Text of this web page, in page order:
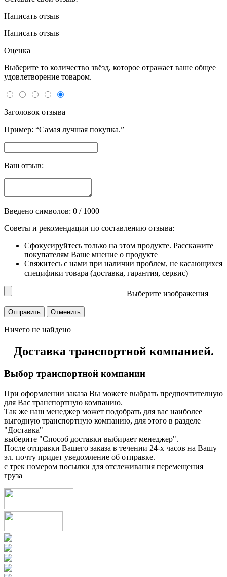
Написать отзыв
Написать отзыв
Оценка
Выберите то количество звёзд, которое отражает ваше общее
удовлетворение товаром.
Заголовок отзыва
Пример: “Самая лучшая покупка.”
Ваш отзыв:
Введено символов: 0 / 1000
Советы и рекомендации по составлению отзыва:
Сфокусируйтесь только на этом продукте. Расскажите
покупателям Ваше мнение о продукте
Свяжитесь с нами при наличии проблем, не касающихся
специфики товара (доставка, гарантия, сервис)
Выберите изображения
Ничего не найдено
Доставка транспортной компанией.
Выбор транспортной компании
При оформлении заказа Вы можете выбрать предпочтителную
для Вас транспортную компанию.
Так же наш менеджер может подобрать для вас наиболее
выгодную транспортную компанию, для этого в разделе
"Доставка"
выберите "Способ доставки выбирает менеджер".
После отправки Вашего заказа в течении 24-х часов на Вашу
эл. почту придет уведомление об отправке.
с трек номером посылки для отслеживания перемещения
груза